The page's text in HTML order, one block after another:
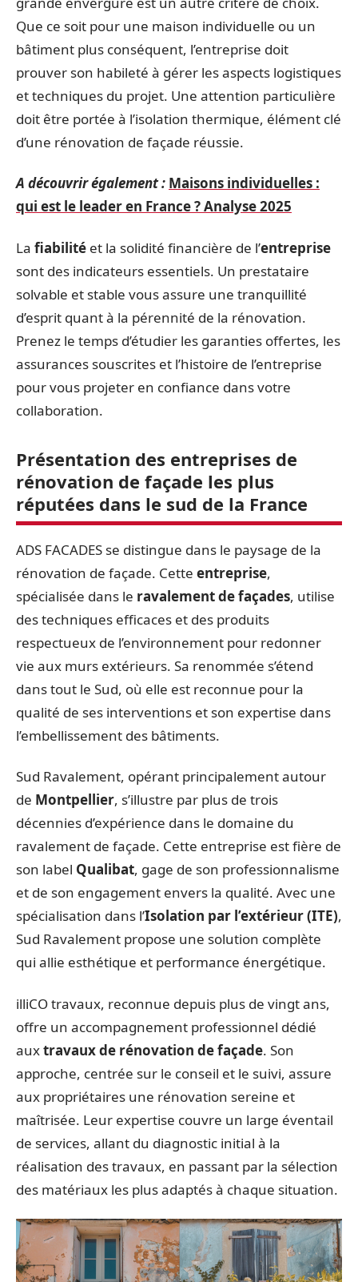
Que ce soit pour une maison individuelle ou un
bâtiment plus conséquent, l’entreprise doit
prouver son habileté à gérer les aspects logistiques
et techniques du projet. Une attention particulière
doit être portée à l’isolation thermique, élément clé
d’une rénovation de façade réussie.
A découvrir également : Maisons individuelles :
qui est le leader en France ? Analyse 2025
La fiabilité et la solidité financière de l’entreprise
sont des indicateurs essentiels. Un prestataire
solvable et stable vous assure une tranquillité
d’esprit quant à la pérennité de la rénovation.
Prenez le temps d’étudier les garanties offertes, les
assurances souscrites et l’histoire de l’entreprise
pour vous projeter en confiance dans votre
collaboration.
Présentation des entreprises de
rénovation de façade les plus
réputées dans le sud de la France
ADS FACADES se distingue dans le paysage de la
rénovation de façade. Cette entreprise,
spécialisée dans le ravalement de façades, utilise
des techniques efficaces et des produits
respectueux de l’environnement pour redonner
vie aux murs extérieurs. Sa renommée s’étend
dans tout le Sud, où elle est reconnue pour la
qualité de ses interventions et son expertise dans
l’embellissement des bâtiments.
Sud Ravalement, opérant principalement autour
de Montpellier, s’illustre par plus de trois
décennies d’expérience dans le domaine du
ravalement de façade. Cette entreprise est fière de
son label Qualibat, gage de son professionnalisme
et de son engagement envers la qualité. Avec une
spécialisation dans l’Isolation par l’extérieur (ITE),
Sud Ravalement propose une solution complète
qui allie esthétique et performance énergétique.
illiCO travaux, reconnue depuis plus de vingt ans,
offre un accompagnement professionnel dédié
auxtravaux de rénovation de façade. Son
approche, centrée sur le conseil et le suivi, assure
aux propriétaires une rénovation sereine et
maîtrisée. Leur expertise couvre un large éventail
de services, allant du diagnostic initial à la
réalisation des travaux, en passant par la sélection
des matériaux les plus adaptés à chaque situation.